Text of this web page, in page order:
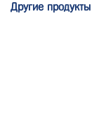
Другие